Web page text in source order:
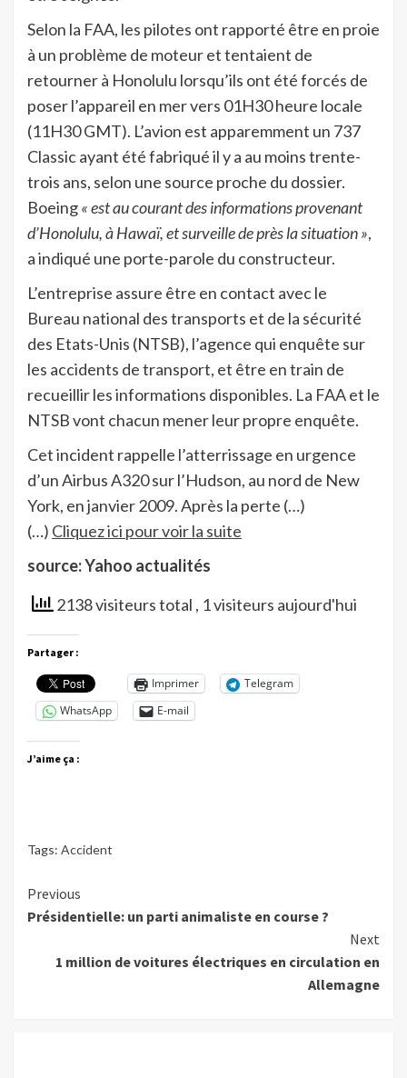
Selon la FAA, les pilotes ont rapporté être en proie
à un problème de moteur et tentaient de
retourner à Honolulu lorsqu’ils ont été forcés de
poser l’appareil en mer vers 01H30 heure locale
(11H30 GMT). L’avion est apparemment un 737
Classic ayant été fabriqué il y a au moins trente-
trois ans, selon une source proche du dossier.
Boeing« est au courant des informations provenant
d’Honolulu, à Hawaï, et surveille de près la situation »,
a indiqué une porte-parole du constructeur.
L’entreprise assure être en contact avec le
Bureau national des transports et de la sécurité
des Etats-Unis (NTSB), l’agence qui enquête sur
les accidents de transport, et être en train de
recueillir les informations disponibles. La FAA et le
NTSB vont chacun mener leur propre enquête.
Cet incident rappelle l’atterrissage en urgence
d’un Airbus A320 sur l’Hudson, au nord de New
York, en janvier 2009. Après la perte (…)
(…) Cliquez ici pour voir la suite
source: Yahoo actualités
2138 visiteurs total , 1 visiteurs aujourd'hui
Partager :
Imprimer
Telegram
WhatsApp
E-mail
J’aime ça :
Tags: Accident
Continue
Reading
Previous
Présidentielle: un parti animaliste en course ?
Next
1 million de voitures électriques en circulation en
Allemagne